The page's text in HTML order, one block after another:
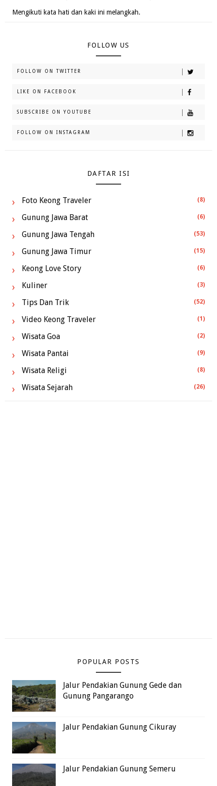
Mengikuti kata hati dan kaki ini melangkah.
FOLLOW US
FOLLOW ON TWITTER
LIKE ON FACEBOOK
SUBSCRIBE ON YOUTUBE
FOLLOW ON INSTAGRAM
DAFTAR ISI
Foto Keong Traveler (8)
Gunung Jawa Barat (6)
Gunung Jawa Tengah (53)
Gunung Jawa Timur (15)
Keong Love Story (6)
Kuliner (3)
Tips Dan Trik (52)
Video Keong Traveler (1)
Wisata Goa (2)
Wisata Pantai (9)
Wisata Religi (8)
Wisata Sejarah (26)
POPULAR POSTS
Jalur Pendakian Gunung Gede dan
Gunung Pangarango
Jalur Pendakian Gunung Cikuray
Jalur Pendakian Gunung Semeru